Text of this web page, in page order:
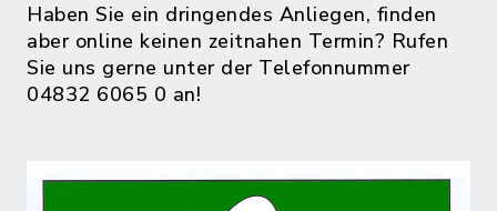
Haben Sie ein dringendes Anliegen, finden
aber online keinen zeitnahen Termin? Rufen
Sie uns gerne unter der Telefonnummer
04832 6065 0 an!